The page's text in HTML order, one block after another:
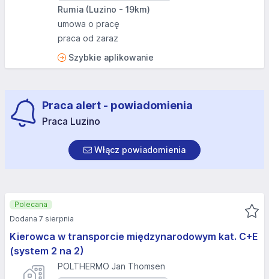
Rumia (Luzino - 19km)
umowa o pracę
praca od zaraz
Szybkie aplikowanie
Praca alert - powiadomienia
Praca Luzino
Włącz powiadomienia
Kierowca w transporcie międzynarodowym kat. C+E
(system 2 na 2)
POLTHERMO Jan Thomsen
Polecana
Dodana 7 sierpnia